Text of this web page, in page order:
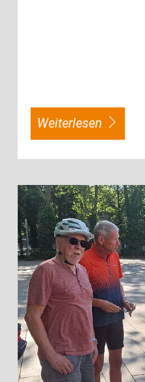
weiterlesen